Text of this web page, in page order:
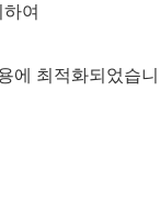
여
에 최적화되었습